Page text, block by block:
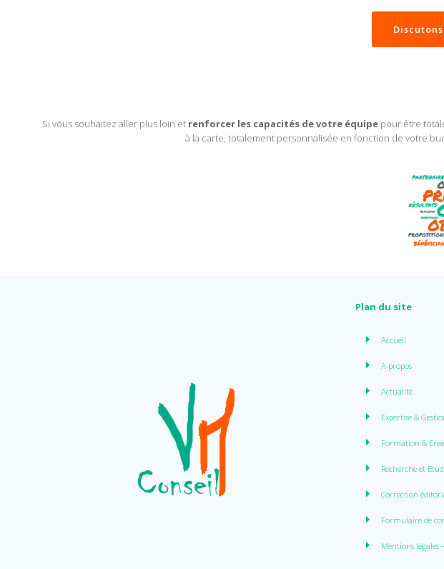
Si vous souhaitez aller plus loin et renforcer les capacités de votre équipepour être
à la carte, totalement personnalisée en fonction de votre
Plan du site
Accueil
A propos
Actualité
Expertise &
Formation &
Recherche et
Correction
Formulaire de
Mentions légales